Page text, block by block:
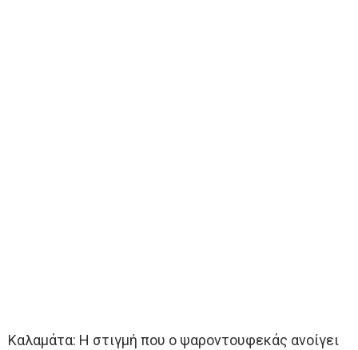
Καλαμάτα: Η στιγμή που ο ψαροντουφεκάς ανοίγει